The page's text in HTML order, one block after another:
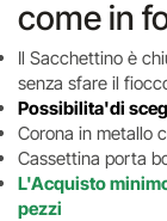
come in
Il Sacchettino è
senza sfare il
Possibilita'di
Corona in metallo
Cassettina porta
L'Acquisto
pezzi